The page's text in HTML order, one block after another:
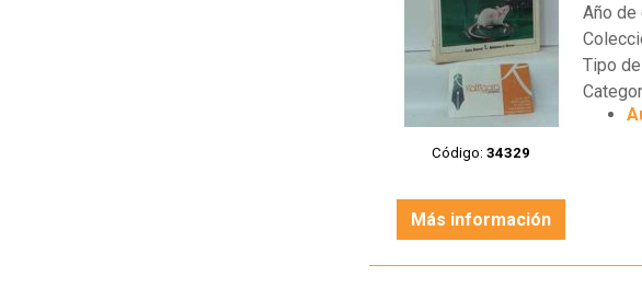
Código:34329
Año de
Tipo
Más información